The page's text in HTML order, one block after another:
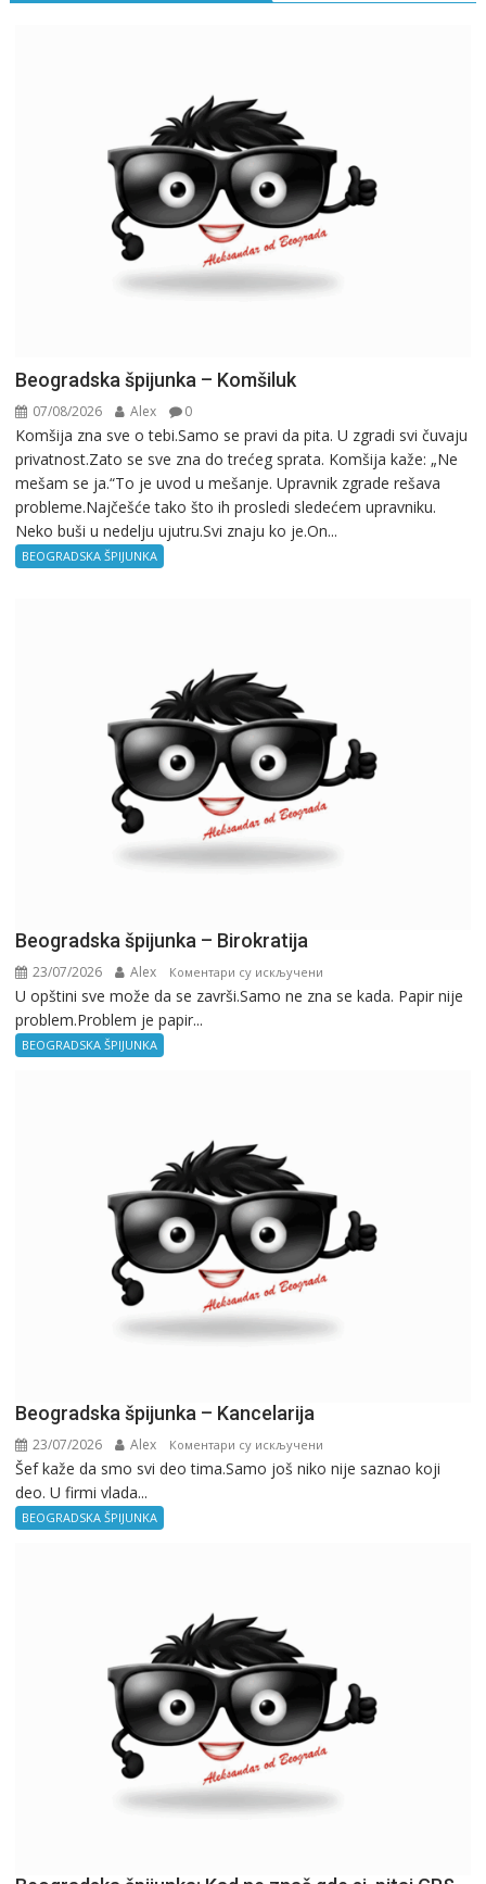
Beogradska špijunka – Komšiluk
07/08/2026 Alex 0
Komšija zna sve o tebi.Samo se pravi da pita. U zgradi svi čuvaju
privatnost.Zato se sve zna do trećeg sprata. Komšija kaže: „Ne
mešam se ja.“To je uvod u mešanje. Upravnik zgrade rešava
probleme.Najčešće tako što ih prosledi sledećem upravniku.
Neko buši u nedelju ujutru.Svi znaju ko je.On...
BEOGRADSKA ŠPIJUNKA
Beogradska špijunka – Birokratija
23/07/2026 Alex Коментари су искључени
Beogradska
U opštini sve može da se završi.Samo ne zna se kada. Papir nije
problem.Problem je papir...
BEOGRADSKA ŠPIJUNKA
Beogradska špijunka – Kancelarija
23/07/2026 Alex Коментари су искључени
Beogradska
Šef kaže da smo svi deo tima.Samo još niko nije saznao koji
deo. U firmi vlada...
BEOGRADSKA ŠPIJUNKA